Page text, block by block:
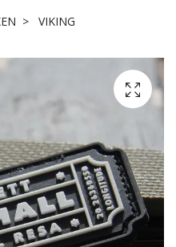
VIKING